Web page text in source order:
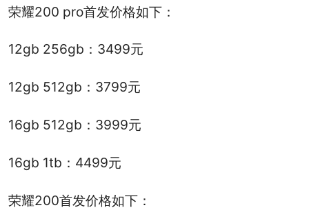
荣耀200 pro首发价格如下：
12gb 256gb：3499元
12gb 512gb：3799元
16gb 512gb：3999元
16gb 1tb：4499元
荣耀200首发价格如下：